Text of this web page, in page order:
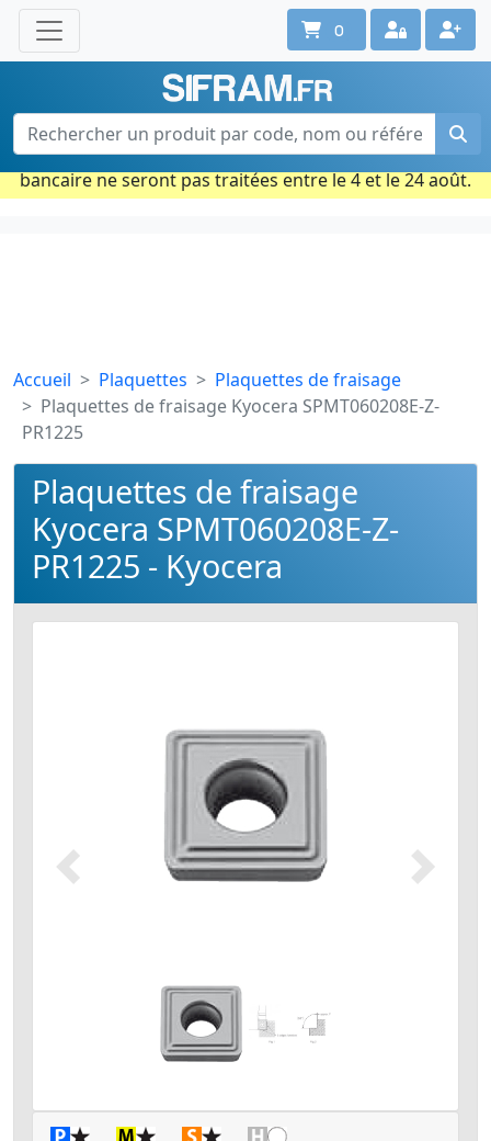
Une question ? Un conseil ?
Contactez-nous au 02 40 92 17 71
Ouvert du lun. au vend. de 08h à 18h
Période estivale : Les commandes prises par carte
bancaire ne seront pas traitées entre le 4 et le 24 août.
0
Accueil Plaquettes
Plaquettes de fraisage
Plaquettes de fraisage Kyocera SPMT060208E-Z-
PR1225
Plaquettes de fraisage
Kyocera SPMT060208E-Z-
PR1225 - Kyocera
Précédent Suivant